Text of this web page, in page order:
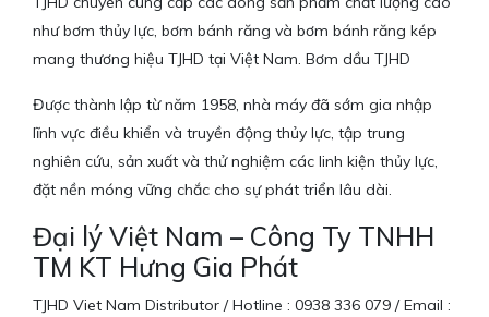
như bơm thủy lực, bơm bánh răng và bơm bánh răng kép
mang thương hiệu TJHD tại Việt Nam. Bơm dầu TJHD
Được thành lập từ năm 1958, nhà máy đã sớm gia nhập
lĩnh vực điều khiển và truyền động thủy lực, tập trung
nghiên cứu, sản xuất và thử nghiệm các linh kiện thủy lực,
đặt nền móng vững chắc cho sự phát triển lâu dài.
Đại lý Việt Nam – Công Ty TNHH
TM KT Hưng Gia Phát
TJHD Viet Nam Distributor / Hotline : 0938 336 079 / Email :